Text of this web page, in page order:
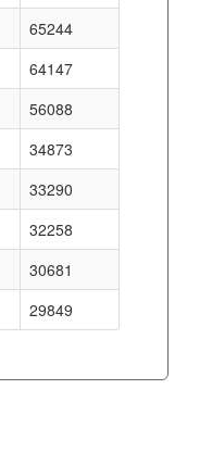
65244
64147
56088
34873
33290
32258
30681
29849